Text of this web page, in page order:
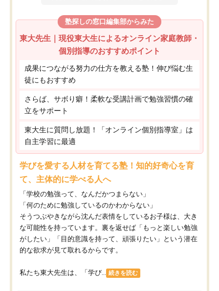
塾探しの窓口編集部からみた
東大先生｜現役東大生によるオンライン家庭教師・
個別指導のおすすめポイント
成果につながる努力の仕方を教える塾！伸び悩む生
徒にもおすすめ
さらば、サボり癖！柔軟な受講計画で勉強習慣の確
立をサポート
東大生に質問し放題！「オンライン個別指導室」は
自主学習に最適
学びを愛する人材を育てる塾！知的好奇心を育
て、主体的に学べる人へ
「学校の勉強って、なんだかつまらない」
「何のために勉強しているのかわからない」
そうつぶやきながら沈んだ表情をしているお子様は、大き
な可能性を持っています。裏を返せば「もっと楽しい勉強
がしたい」「目的意識を持って、頑張りたい」という潜在
的な欲求が見て取れるからです。
私たち東大先生は、「学び... 続きを読む